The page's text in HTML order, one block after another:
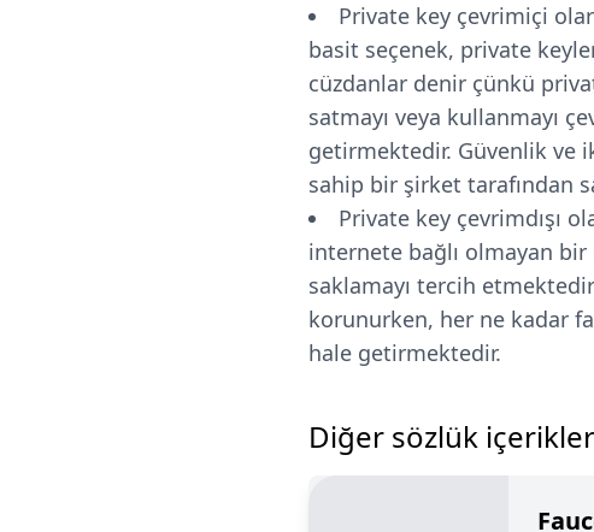
Private key çevrimiçi
basit seçenek, private
cüzdanlar denir çünkü
satmayı veya kullanmayı
getirmektedir. Güvenlik ve
sahip bir şirket tarafından
Private key çevrimdışı
internete bağlı olmayan bir
saklamayı tercih
korunurken, her ne kadar
hale getirmektedir.
Diğer sözlük